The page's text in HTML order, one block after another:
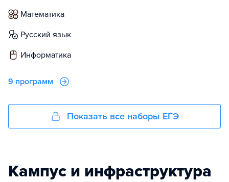
математика
русский язык
информатика
9 программ
Показать все наборы ЕГЭ
Кампус и инфраструктура